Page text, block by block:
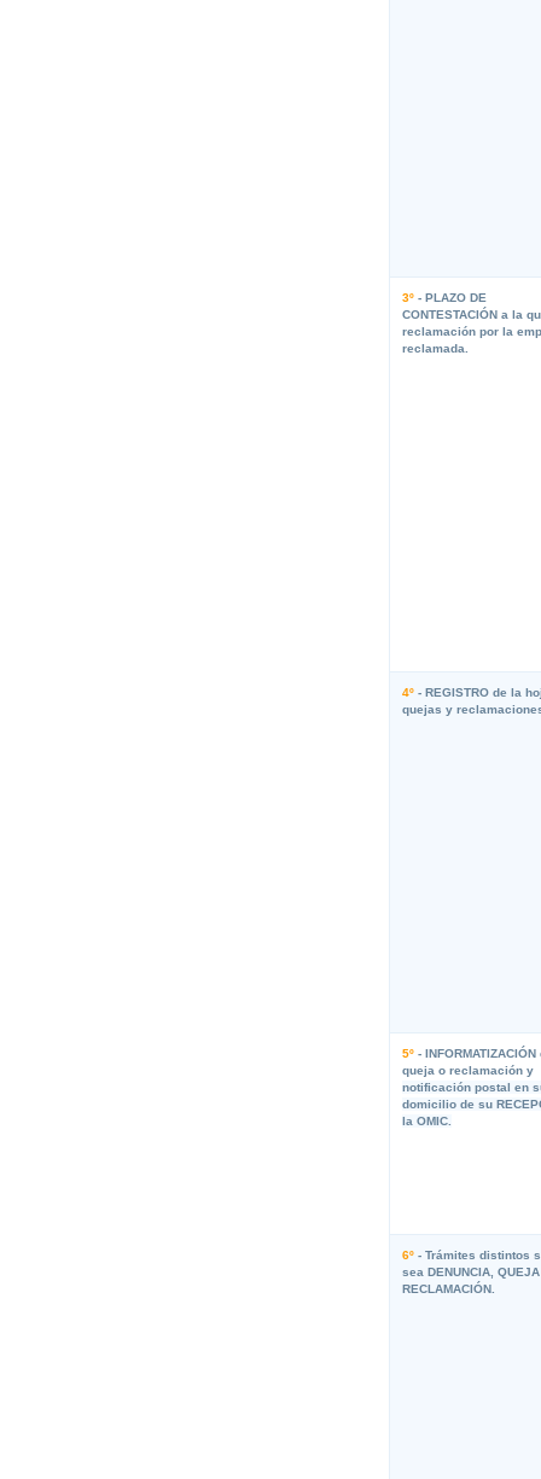
3º - PLAZO DE
CONTESTACIÓN a la
reclamación por la
reclamada.
4º - REGISTRO de la
quejas y
5º -
queja o reclamación y
notificación postal en
domicilio de su
la OMIC.
6º - Trámites distintos
sea DENUNCIA,
RECLAMACIÓN.